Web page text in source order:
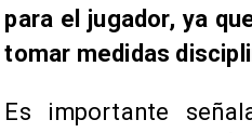
para el jugador, ya
tomar medidas
Es importante